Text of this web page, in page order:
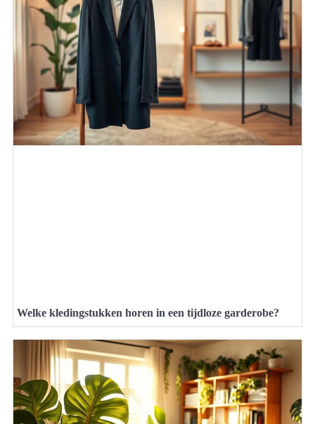
Welke kledingstukken horen in een tijdloze garderobe?